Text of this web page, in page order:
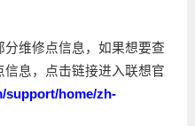
分维修点信息，如果想要查
息，点击链接进入联想官
support/home/zh-